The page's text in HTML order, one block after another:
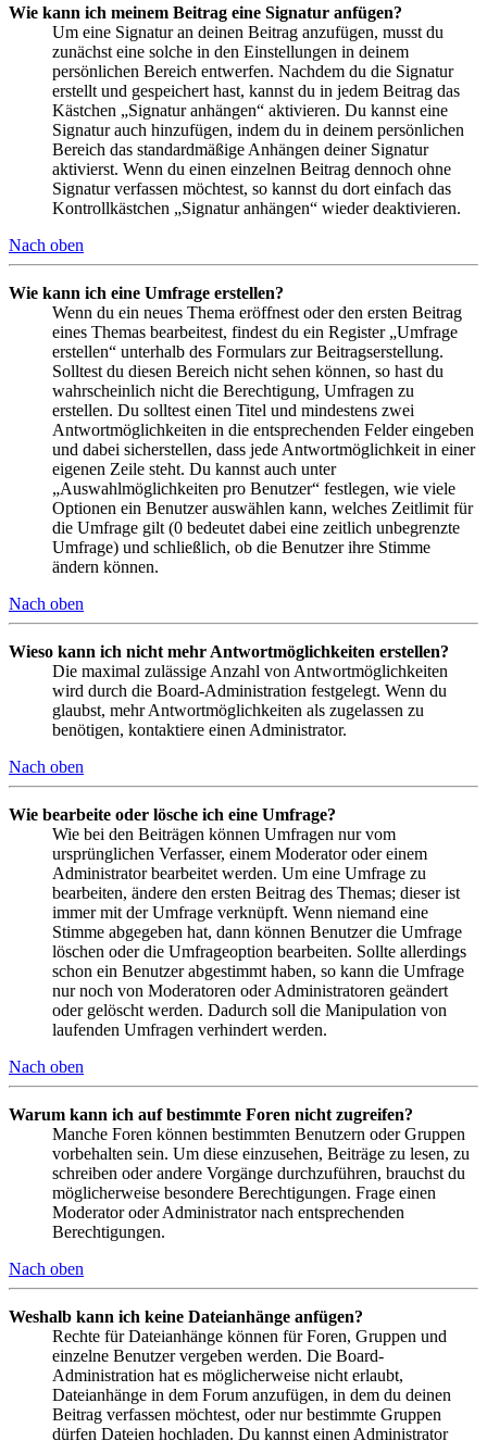
Wie kann ich meinem Beitrag eine Signatur anfügen?
Um eine Signatur an deinen Beitrag anzufügen, musst du
zunächst eine solche in den Einstellungen in deinem
persönlichen Bereich entwerfen. Nachdem du die Signatur
erstellt und gespeichert hast, kannst du in jedem Beitrag das
Kästchen „Signatur anhängen“ aktivieren. Du kannst eine
Signatur auch hinzufügen, indem du in deinem persönlichen
Bereich das standardmäßige Anhängen deiner Signatur
aktivierst. Wenn du einen einzelnen Beitrag dennoch ohne
Signatur verfassen möchtest, so kannst du dort einfach das
Kontrollkästchen „Signatur anhängen“ wieder deaktivieren.
Nach oben
Wie kann ich eine Umfrage erstellen?
Wenn du ein neues Thema eröffnest oder den ersten Beitrag
eines Themas bearbeitest, findest du ein Register „Umfrage
erstellen“ unterhalb des Formulars zur Beitragserstellung.
Solltest du diesen Bereich nicht sehen können, so hast du
wahrscheinlich nicht die Berechtigung, Umfragen zu
erstellen. Du solltest einen Titel und mindestens zwei
Antwortmöglichkeiten in die entsprechenden Felder eingeben
und dabei sicherstellen, dass jede Antwortmöglichkeit in einer
eigenen Zeile steht. Du kannst auch unter
„Auswahlmöglichkeiten pro Benutzer“ festlegen, wie viele
Optionen ein Benutzer auswählen kann, welches Zeitlimit für
die Umfrage gilt (0 bedeutet dabei eine zeitlich unbegrenzte
Umfrage) und schließlich, ob die Benutzer ihre Stimme
ändern können.
Nach oben
Wieso kann ich nicht mehr Antwortmöglichkeiten erstellen?
Die maximal zulässige Anzahl von Antwortmöglichkeiten
wird durch die Board-Administration festgelegt. Wenn du
glaubst, mehr Antwortmöglichkeiten als zugelassen zu
benötigen, kontaktiere einen Administrator.
Nach oben
Wie bearbeite oder lösche ich eine Umfrage?
Wie bei den Beiträgen können Umfragen nur vom
ursprünglichen Verfasser, einem Moderator oder einem
Administrator bearbeitet werden. Um eine Umfrage zu
bearbeiten, ändere den ersten Beitrag des Themas; dieser ist
immer mit der Umfrage verknüpft. Wenn niemand eine
Stimme abgegeben hat, dann können Benutzer die Umfrage
löschen oder die Umfrageoption bearbeiten. Sollte allerdings
schon ein Benutzer abgestimmt haben, so kann die Umfrage
nur noch von Moderatoren oder Administratoren geändert
oder gelöscht werden. Dadurch soll die Manipulation von
laufenden Umfragen verhindert werden.
Nach oben
Warum kann ich auf bestimmte Foren nicht zugreifen?
Manche Foren können bestimmten Benutzern oder Gruppen
vorbehalten sein. Um diese einzusehen, Beiträge zu lesen, zu
schreiben oder andere Vorgänge durchzuführen, brauchst du
möglicherweise besondere Berechtigungen. Frage einen
Moderator oder Administrator nach entsprechenden
Berechtigungen.
Nach oben
Weshalb kann ich keine Dateianhänge anfügen?
Rechte für Dateianhänge können für Foren, Gruppen und
einzelne Benutzer vergeben werden. Die Board-
Administration hat es möglicherweise nicht erlaubt,
Dateianhänge in dem Forum anzufügen, in dem du deinen
Beitrag verfassen möchtest, oder nur bestimmte Gruppen
dürfen Dateien hochladen. Du kannst einen Administrator